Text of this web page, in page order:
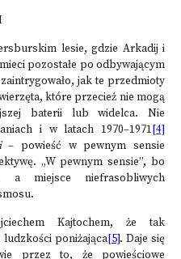
lesie, gdzie Arkadij i
pozostałe po odbywającym
jak te przedmioty
które przecież nie mogą
baterii lub widelca. Nie
i w latach 1970–1971 [4]
– powieść w pewnym sensie
„W pewnym sensie”, bo
miejsce niefrasobliwych
Kajtochem, że tak
poniżająca[5]. Daje się
przez to, że powieściowe